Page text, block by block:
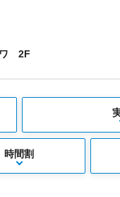
ワ 2F
時間割